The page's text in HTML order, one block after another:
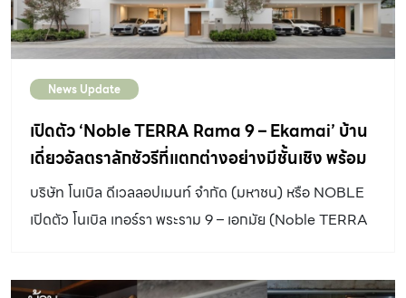
ต้องการใช้งานของสมาชิกแต่ละคน #ขยายพื้นที่ใช้งานด้วย
ดับเบิ้ลสเปซในตึกแถว ความต้องการของเจ้าของบ้านที่บอก
ต้องการให้ลูกทั้งสองคนมีพื้นที่ของตัวเอง ต้องการคุณภาพ
การอยู่อาศัยเทียบเท่าคอนโดมิเนียมหรูกลางเมือง สถาปนิกจึง
เริ่มต้นด้วยการสำรวจโครงสร้างอาคารเดิม ซึ่งพบว่ายังแข็ง
จัดวางฟังก์ชันใหม่ โดยแบ่งกลุ่มภายในอาคารเป็น 3 ส่วนหลัก
คือ พื้นที่ส่วนกลางที่ชั้น 1 พื้นที่ครอบครัวของลูกชายชั้น 2
เพดานเตี้ยได้แก้ปัญหาด้วยการตัดพื้นเดิมออก แล้วปรับให้
News Update
เปิดตัว ‘Noble TERRA Rama 9 – Ekamai’ บ้าน
เดี่ยวอัลตราลักชัวรีที่แตกต่างอย่างมีชั้นเชิง พร้อม
หลอมรวมเป็นหนึ่งเดียวกับธรรมชาติ
บริษัท โนเบิล ดีเวลลอปเมนท์ จำกัด (มหาชน) หรือ NOBLE
เปิดตัว โนเบิล เทอร์รา พระราม 9 – เอกมัย (Noble TERRA